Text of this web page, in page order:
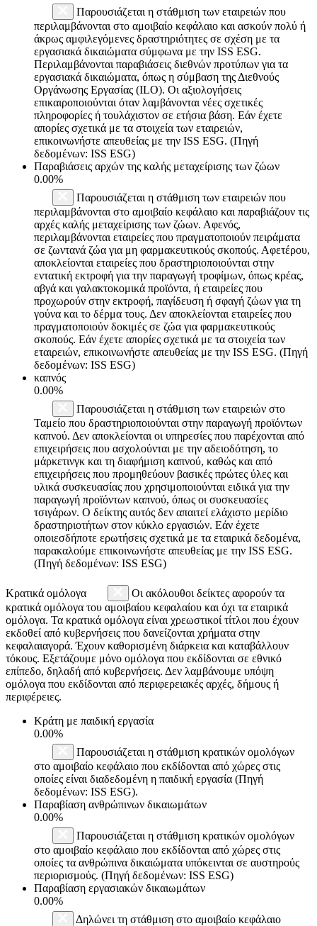
Παρουσιάζεται η στάθμιση των εταιρειών που
περιλαμβάνονται στο αμοιβαίο κεφάλαιο και ασκούν πολύ ή
άκρως αμφιλεγόμενες δραστηριότητες σε σχέση με τα
εργασιακά δικαιώματα σύμφωνα με την ISS ESG.
Περιλαμβάνονται παραβιάσεις διεθνών προτύπων για τα
εργασιακά δικαιώματα, όπως η σύμβαση της Διεθνούς
Οργάνωσης Εργασίας (ILO). Οι αξιολογήσεις
επικαιροποιούνται όταν λαμβάνονται νέες σχετικές
πληροφορίες ή τουλάχιστον σε ετήσια βάση. Εάν έχετε
απορίες σχετικά με τα στοιχεία των εταιρειών,
επικοινωνήστε απευθείας με την ISS ESG. (Πηγή
δεδομένων: ISS ESG)
Παραβιάσεις αρχών της καλής μεταχείρισης των ζώων
0.00%
Παρουσιάζεται η στάθμιση των εταιρειών που
περιλαμβάνονται στο αμοιβαίο κεφάλαιο και παραβιάζουν τις
αρχές καλής μεταχείρισης των ζώων. Αφενός,
περιλαμβάνονται εταιρείες που πραγματοποιούν πειράματα
σε ζωντανά ζώα για μη φαρμακευτικούς σκοπούς. Αφετέρου,
αποκλείονται εταιρείες που δραστηριοποιούνται στην
εντατική εκτροφή για την παραγωγή τροφίμων, όπως κρέας,
αβγά και γαλακτοκομικά προϊόντα, ή εταιρείες που
προχωρούν στην εκτροφή, παγίδευση ή σφαγή ζώων για τη
γούνα και το δέρμα τους. Δεν αποκλείονται εταιρείες που
πραγματοποιούν δοκιμές σε ζώα για φαρμακευτικούς
σκοπούς. Εάν έχετε απορίες σχετικά με τα στοιχεία των
εταιρειών, επικοινωνήστε απευθείας με την ISS ESG. (Πηγή
δεδομένων: ISS ESG)
καπνός
0.00%
Παρουσιάζεται η στάθμιση των εταιρειών στο
Ταμείο που δραστηριοποιούνται στην παραγωγή προϊόντων
καπνού. Δεν αποκλείονται οι υπηρεσίες που παρέχονται από
επιχειρήσεις που ασχολούνται με την αδειοδότηση, το
μάρκετινγκ και τη διαφήμιση καπνού, καθώς και από
επιχειρήσεις που προμηθεύουν βασικές πρώτες ύλες και
υλικά συσκευασίας που χρησιμοποιούνται ειδικά για την
παραγωγή προϊόντων καπνού, όπως οι συσκευασίες
τσιγάρων. Ο δείκτης αυτός δεν απαιτεί ελάχιστο μερίδιο
δραστηριοτήτων στον κύκλο εργασιών. Εάν έχετε
οποιεσδήποτε ερωτήσεις σχετικά με τα εταιρικά δεδομένα,
παρακαλούμε επικοινωνήστε απευθείας με την ISS ESG.
(Πηγή δεδομένων: ISS ESG)
Κρατικά ομόλογα
Οι ακόλουθοι δείκτες αφορούν τα
κρατικά ομόλογα του αμοιβαίου κεφαλαίου και όχι τα εταιρικά
ομόλογα. Τα κρατικά ομόλογα είναι χρεωστικοί τίτλοι που έχουν
εκδοθεί από κυβερνήσεις που δανείζονται χρήματα στην
κεφαλαιαγορά. Έχουν καθορισμένη διάρκεια και καταβάλλουν
τόκους. Εξετάζουμε μόνο ομόλογα που εκδίδονται σε εθνικό
επίπεδο, δηλαδή από κυβερνήσεις. Δεν λαμβάνουμε υπόψη
ομόλογα που εκδίδονται από περιφερειακές αρχές, δήμους ή
περιφέρειες.
Κράτη με παιδική εργασία
0.00%
Παρουσιάζεται η στάθμιση κρατικών ομολόγων
στο αμοιβαίο κεφάλαιο που εκδίδονται από χώρες στις
οποίες είναι διαδεδομένη η παιδική εργασία (Πηγή
δεδομένων: ISS ESG).
Παραβίαση ανθρώπινων δικαιωμάτων
0.00%
Παρουσιάζεται η στάθμιση κρατικών ομολόγων
στο αμοιβαίο κεφάλαιο που εκδίδονται από χώρες στις
οποίες τα ανθρώπινα δικαιώματα υπόκεινται σε αυστηρούς
περιορισμούς. (Πηγή δεδομένων: ISS ESG)
Παραβίαση εργασιακών δικαιωμάτων
0.00%
Δηλώνει τη στάθμιση στο αμοιβαίο κεφάλαιο